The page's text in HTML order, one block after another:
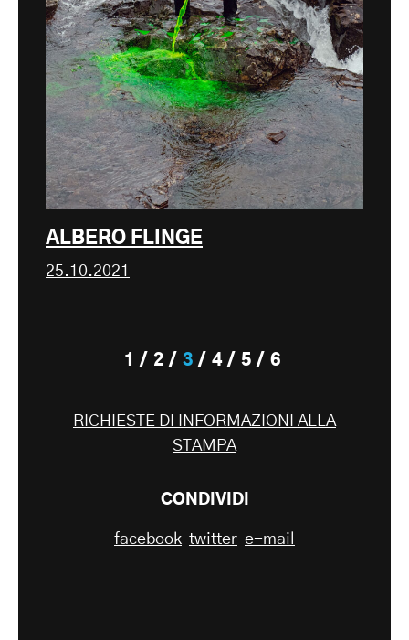
ALBERO FLINGE
25.10.2021
1 2 3 4 5 6
RICHIESTE DI INFORMAZIONI ALLA
STAMPA
CONDIVIDI
facebook twitter e-mail